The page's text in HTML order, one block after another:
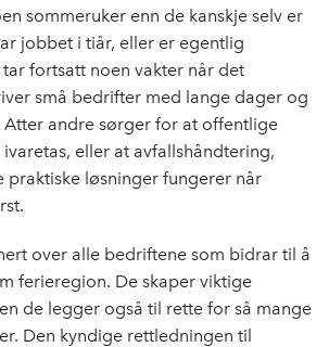
sommeruker enn de kanskje selv er
jobbet i tiår, eller er egentlig
fortsatt noen vakter når det
små bedrifter med lange dager og
Atter andre sørger for at offentlige
eller at avfallshåndtering,
praktiske løsninger fungerer når
over alle bedriftene som bidrar til å
ferieregion. De skaper viktige
de legger også til rette for så mange
Den kyndige rettledningen til